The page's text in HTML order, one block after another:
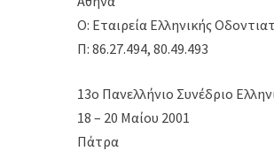
Ο: Εταιρεία Ελληνικής
Π: 86.27.494, 80.49.493
13ο Πανελλήνιο Συνέδριο
18 – 20 Μαίου 2001
Πάτρα